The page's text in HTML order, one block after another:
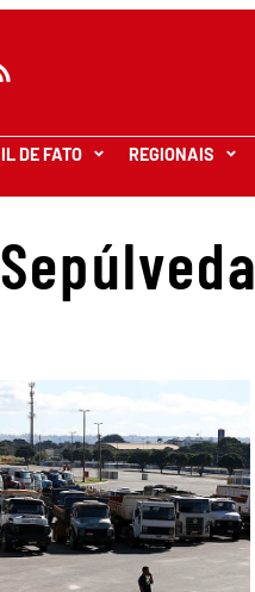
DE FATO REGIONAIS